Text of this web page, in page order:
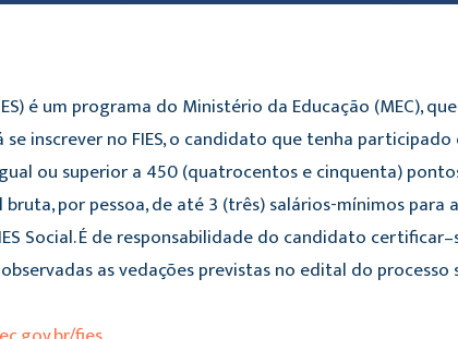
é um programa do Ministério da Educação (MEC),
inscrever no FIES, o candidato que tenha
ou superior a 450 (quatrocentos e cinquenta)
por pessoa, de até 3 (três) salários-mínimos para
Social. É de responsabilidade do candidato
as vedações previstas no edital do